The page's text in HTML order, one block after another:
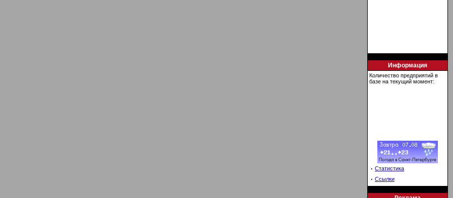
Информация
Количество предприятий в
базе на текущий момент:
· Статистика
· Ссылки